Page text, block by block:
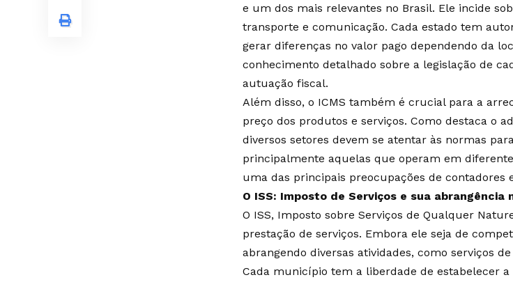
e um dos mais relevantes no Brasil. Ele incide
transporte e comunicação. Cada estado tem
gerar diferenças no valor pago dependendo da
conhecimento detalhado sobre a legislação de
autuação fiscal.
Além disso, o ICMS também é crucial para a
preço dos produtos e serviços. Como destaca o
diversos setores devem se atentar às normas
principalmente aquelas que operam em
uma das principais preocupações de contadores
O ISS: Imposto de Serviços e sua abrangência
O ISS, Imposto sobre Serviços de Qualquer
prestação de serviços. Embora ele seja de
abrangendo diversas atividades, como serviços
Cada município tem a liberdade de estabelecer